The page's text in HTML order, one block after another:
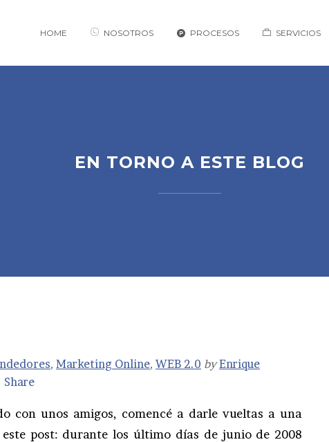
HOME NOSOTROS PROCESOS SERVICIOS
EN TORNO A ESTE BLOG
, Marketing Online, WEB 2.0 byEnrique
Share
con unos amigos, comencé a darle vueltas a una
post: durante los último días de junio de 2008